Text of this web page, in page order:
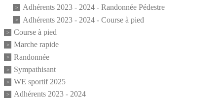
Adhérents 2023 - 2024 - Randonnée Pédestre
Adhérents 2023 - 2024 - Course à pied
Course à pied
Marche rapide
Randonnée
Sympathisant
WE sportif 2025
Adhérents 2023 - 2024